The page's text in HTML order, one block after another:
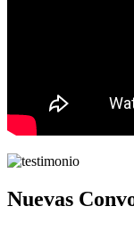
Nuevas